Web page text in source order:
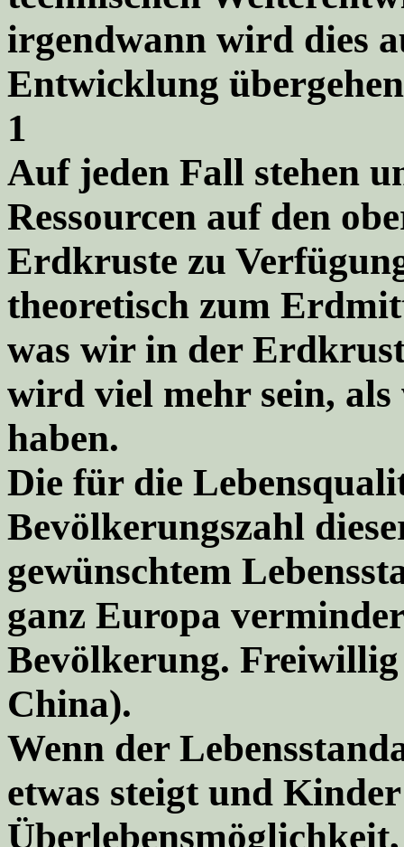
irgendwann wird dies
Entwicklung
1
Auf jeden Fall stehen
Ressourcen auf den
Erdkruste zu
theoretisch zum
was wir in der
wird viel mehr sein,
haben.
Die für die
Bevölkerungszahl
gewünschtem
ganz Europa
Bevölkerung.
China).
Wenn der
etwas steigt und